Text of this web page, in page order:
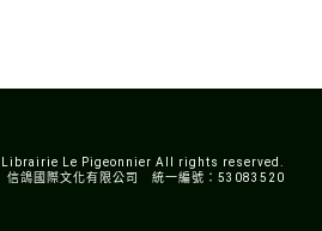
Librairie Le Pigeonnier All rights reserved.
信鴿國際文化有限公司 統一編號：53083520